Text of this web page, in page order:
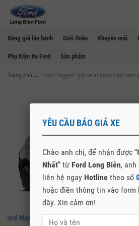
Bảng giá lăn bánh Giới thiệu Khuyến mãi
Phụ Kiện Xe Ford Sản phẩm
Trang chủ → Posts Tagged "giá xe ecosport tại nam
Ford Nam Định – Đại Lý Chính Hãng Mua
YÊU CẦU BÁO GIÁ XE
Chào anh chị, để nhận được
Nhất" từ Ford Long Biên,
liên hệ ngay Hotline theo số
hoặc điền thông tin vào form
đây. Xin cảm ơn!